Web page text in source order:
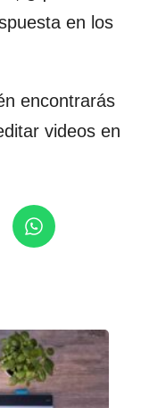
en los
encontrarás
videos en